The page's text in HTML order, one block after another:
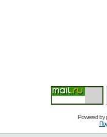
Powered by